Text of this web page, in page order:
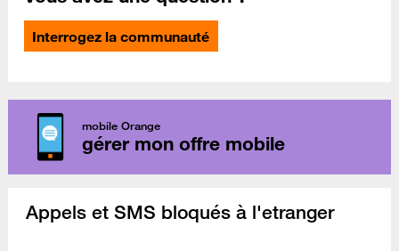
Interrogez la communauté
mobile Orange
gérer mon offre mobile
Appels et SMS bloqués à l'etranger